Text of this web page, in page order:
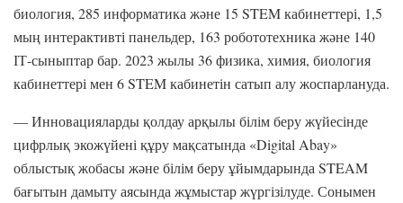
биология, 285 информатика және 15 STEM кабинеттері, 1,5
мың интерактивті панельдер, 163 робототехника және 140
ІТ-сыныптар бар. 2023 жылы 36 физика, химия, биология
кабинеттері мен 6 STEM кабинетін сатып алу жоспарлануда.
— Инновацияларды қолдау арқылы білім беру жүйесінде
цифрлық экожүйені құру мақсатында «Digital Abay»
облыстық жобасы және білім беру ұйымдарында STEAM
бағытын дамыту аясында жұмыстар жүргізілуде. Сонымен